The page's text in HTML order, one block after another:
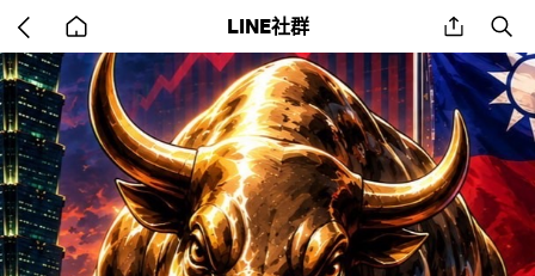
back
to
home
LINE社群 share